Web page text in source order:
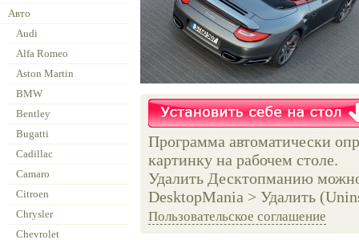
Авто
Audi
Alfa Romeo
Aston Martin
BMW
Bentley
Bugatti
Cadillac
Camaro
Citroen
Chrysler
Chevrolet
Программа автоматически
картинку на рабочем столе.
Удалить Десктопманию
DesktopMania > Удалить
Пользовательское соглашение